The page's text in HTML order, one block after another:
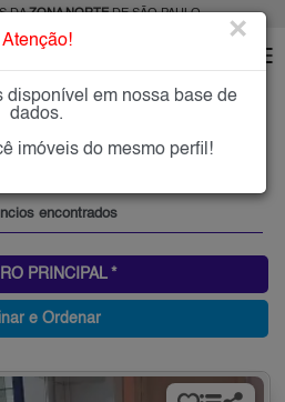
DAZONA NORTEDE SÃO PAULO
VILA MARIA ALTA
Alta, Zona Norte de São Paulo
encontrados
PRINCIPAL *
e Ordenar
Atenção! ×
disponível em nossa base de
dados.
imóveis do mesmo perfil!